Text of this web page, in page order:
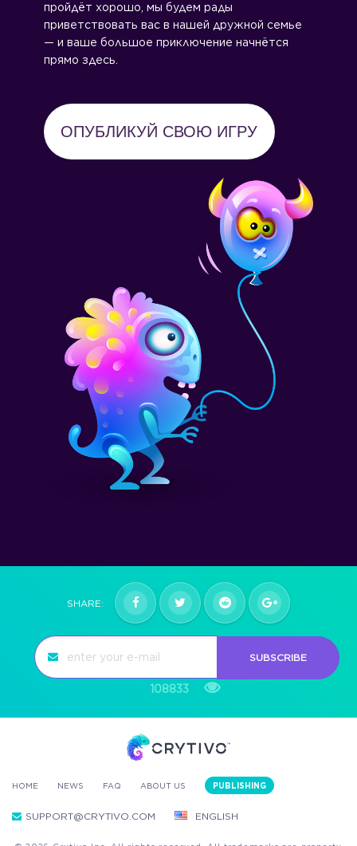
пройдёт хорошо, мы будем рады
приветствовать вас в нашей дружной семье
— и ваше большое приключение начнётся
прямо здесь.
ОПУБЛИКУЙ СВОЮ ИГРУ
SHARE:
SUBSCRIBE
108833
HOME NEWS FAQ ABOUT US PUBLISHING
SUPPORT@CRYTIVO.COM ENGLISH